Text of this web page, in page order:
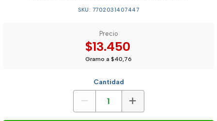
SKU: 7702031407447
Precio
$13.450
Gramo a $40,76
Cantidad